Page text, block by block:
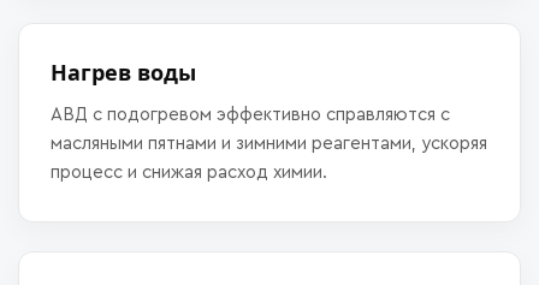
Нагрев воды
АВД с подогревом эффективно справляются с
масляными пятнами и зимними реагентами, ускоряя
процесс и снижая расход химии.